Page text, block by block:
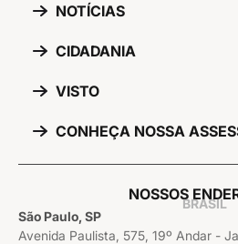
NOTÍCIAS
CIDADANIA
VISTO
CONHEÇA NOSSA
NOSSOS
BRASIL
São Paulo, SP
Avenida Paulista, 575, 19º Andar -